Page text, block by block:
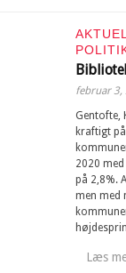
februar 3,
Gentofte,
kraftigt
2020
på 2,8%.
men med
Læs